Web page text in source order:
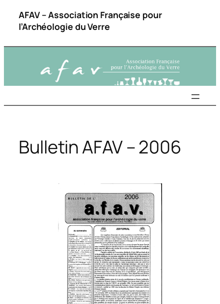
Aller
contenu
AFAV – Association Française pour
l’Archéologie du Verre
Bulletin AFAV – 2006